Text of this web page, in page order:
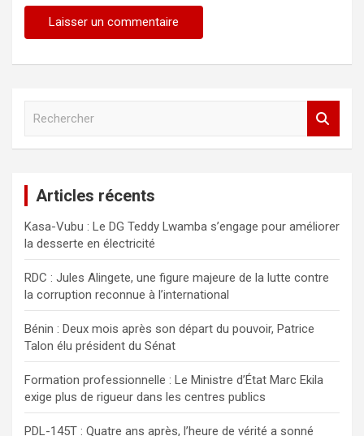
c
h
e
r
Articles récents
Kasa-Vubu : Le DG Teddy Lwamba s’engage pour améliorer
la desserte en électricité
RDC : Jules Alingete, une figure majeure de la lutte contre
la corruption reconnue à l’international
Bénin : Deux mois après son départ du pouvoir, Patrice
Talon élu président du Sénat
Formation professionnelle : Le Ministre d’État Marc Ekila
exige plus de rigueur dans les centres publics
PDL-145T : Quatre ans après, l’heure de vérité a sonné